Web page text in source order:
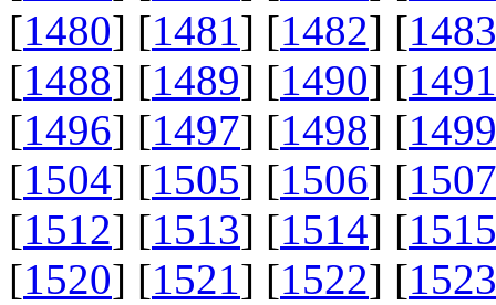
[1480] [1481] [1482] [1483
[1488] [1489] [1490] [1491
[1496] [1497] [1498] [1499
[1504] [1505] [1506] [1507
[1512] [1513] [1514] [1515
[1520] [1521] [1522] [1523